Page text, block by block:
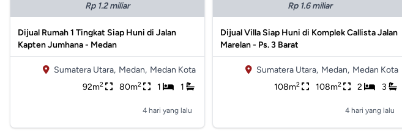
Rp 1.2 miliar
Dijual Rumah 1 Tingkat Siap Huni di Jalan
Kapten Jumhana - Medan
Sumatera Utara, Medan, Medan Kota
92m2 80m2 1 1
4 hari yang lalu
Rp 1.6 miliar
Dijual Villa Siap Huni di Komplek Callista Jalan
Marelan - Ps. 3 Barat
Sumatera Utara, Medan, Medan Kota
108m2 108m2 2 3
4 hari yang lalu